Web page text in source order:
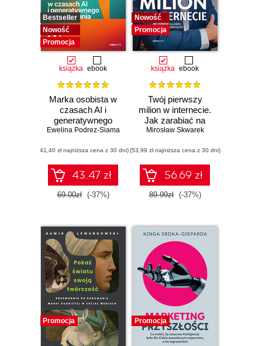
Bestseller
Nowość
Promocja
książka ebook
Marka osobista w
czasach AI i
generatywnego
wyszukiwania
Ewelina Podrez-Siama
(41,40 zł najniższa cena z 30 dni)
43.47 zł
69.00zł (-37%)
Nowość
Promocja
książka ebook
Twój pierwszy
milion w internecie.
Jak zarabiać na
wiedzy i
wykorzystać swój
potencjał
Mirosław Skwarek
(53,99 zł najniższa cena z 30 dni)
56.69 zł
89.99zł (-37%)
Promocja Promocja